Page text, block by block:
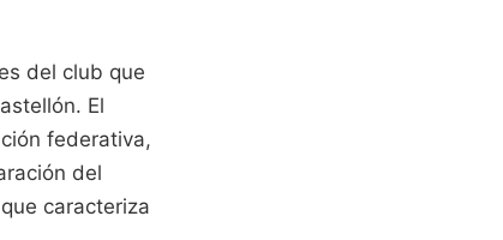
del club que
El
federativa,
del
caracteriza